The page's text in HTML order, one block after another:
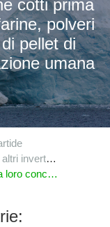
cotti prima
polveri
pellet di
umana
acquatici
agglomerati in forma di pellet di molluschi, atti all'alimentazione umana